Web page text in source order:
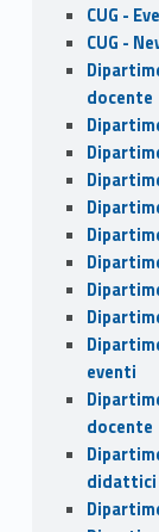
CUG -
CUG -
docente
eventi
docente
didattici